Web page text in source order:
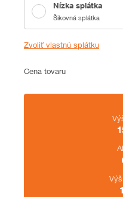
Nízka splátka
Šikovná splátka
Zvoliť vlastnú splátku
Cena
Cena tovaru
Zhrnutie